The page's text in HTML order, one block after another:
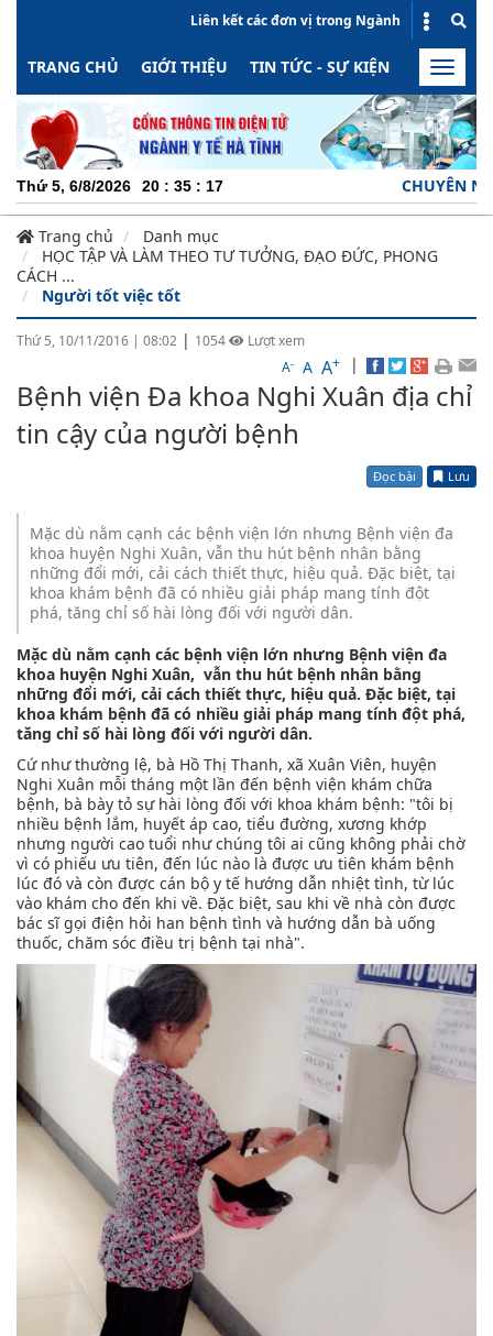
Liên kết các đơn vị trong Ngành
TRANG CHỦ GIỚI THIỆU TIN TỨC - SỰ KIỆN HOẠT
Toggle
Thứ 5, 6/8/2026 20 : 35 : 17 CHUYÊN
Trang chủ
Danh mục
HỌC TẬP VÀ LÀM THEO TƯ TƯỞNG, ĐẠO ĐỨC, PHONG
CÁCH ...
Người tốt việc tốt
Thứ 5, 10/11/2016 | 08:02 | 1054
Lượt xem
A- A A+ |
Bệnh viện Đa khoa Nghi Xuân địa chỉ
tin cậy của người bệnh
Đọc bài Lưu
Mặc dù nằm cạnh các bệnh viện lớn nhưng Bệnh viện đa
khoa huyện Nghi Xuân, vẫn thu hút bệnh nhân bằng
những đổi mới, cải cách thiết thực, hiệu quả. Đặc biệt, tại
khoa khám bệnh đã có nhiều giải pháp mang tính đột
phá, tăng chỉ số hài lòng đối với người dân.
Mặc dù nằm cạnh các bệnh viện lớn nhưng Bệnh viện đa
khoa huyện Nghi Xuân, vẫn thu hút bệnh nhân bằng
những đổi mới, cải cách thiết thực, hiệu quả. Đặc biệt, tại
khoa khám bệnh đã có nhiều giải pháp mang tính đột phá,
tăng chỉ số hài lòng đối với người dân.
Cứ như thường lệ, bà Hồ Thị Thanh, xã Xuân Viên, huyện
Nghi Xuân mỗi tháng một lần đến bệnh viện khám chữa
bệnh, bà bày tỏ sự hài lòng đối với khoa khám bệnh: "tôi bị
nhiều bệnh lắm, huyết áp cao, tiểu đường, xương khớp
nhưng người cao tuổi như chúng tôi ai cũng không phải chờ
vì có phiếu ưu tiên, đến lúc nào là được ưu tiên khám bệnh
lúc đó và còn được cán bộ y tế hướng dẫn nhiệt tình, từ lúc
vào khám cho đến khi về. Đặc biệt, sau khi về nhà còn được
bác sĩ gọi điện hỏi han bệnh tình và hướng dẫn bà uống
thuốc, chăm sóc điều trị bệnh tại nhà".